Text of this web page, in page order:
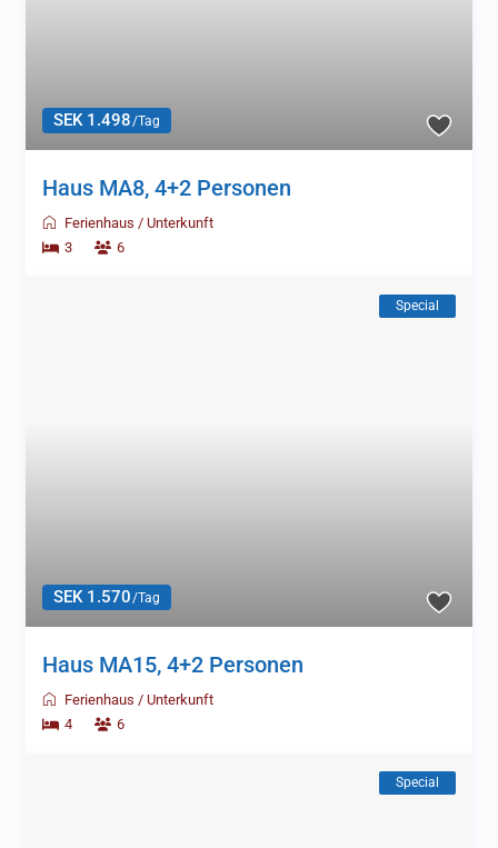
SEK 1.498/Tag
Haus MA8, 4+2 Personen
Ferienhaus /Unterkunft
3
6
SEK 1.570/Tag
Special
Haus MA15, 4+2 Personen
Ferienhaus /Unterkunft
4
6
Special